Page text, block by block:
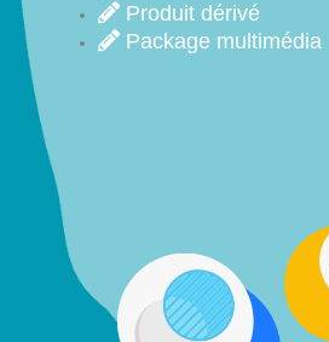
Produit dérivé
Package multimédia